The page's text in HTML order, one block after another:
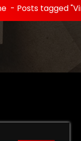
- Posts tagged